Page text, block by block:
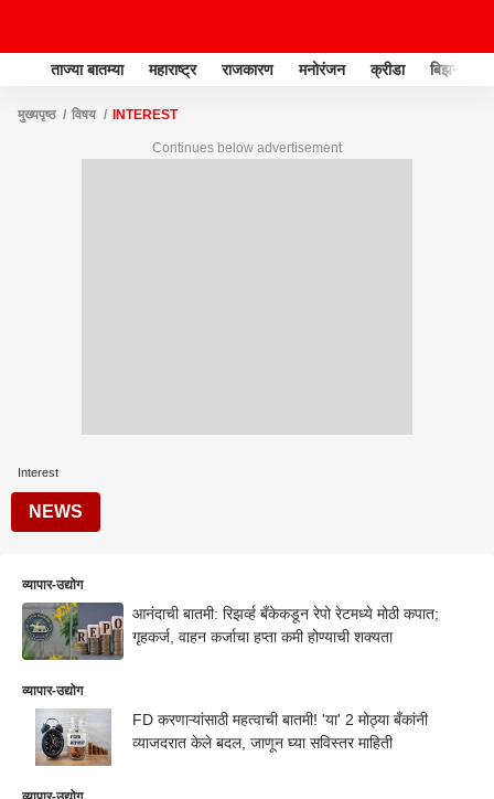
ताज्या बातम्या महाराष्ट्र राजकारण मनोरंजन क्रीडा बिझनेस
मुख्यपृष्ठ विषय INTEREST
Continues below advertisement
Interest
NEWS
व्यापार-उद्योग
आनंदाची बातमी: रिझर्व्ह बँकेकडून रेपो रेटमध्ये मोठी कपात;
गृहकर्ज, वाहन कर्जाचा हप्ता कमी होण्याची शक्यता
व्यापार-उद्योग
FD करणाऱ्यांसाठी महत्वाची बातमी! 'या' 2 मोठ्या बँकांनी
व्याजदरात केले बदल, जाणून घ्या सविस्तर माहिती